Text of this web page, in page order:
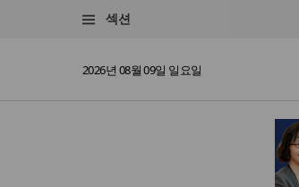
섹션
2026년 08월 09일 일요일